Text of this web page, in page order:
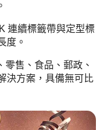
連續標籤帶與定型標
度。
售、食品、郵政、
決方案，具備無可比